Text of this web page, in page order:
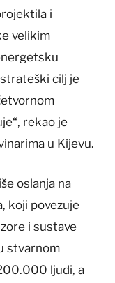
i
velikim
cilj je
rekao je
u Kijevu.
oslanja na
koji povezuje
i sustave
stvarnom
ljudi, a